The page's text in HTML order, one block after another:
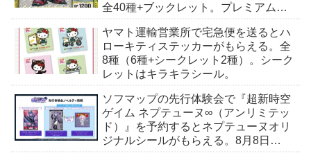
全40種+ブックレット。プレミアムバ
ヤマト運輸営業所で宅急便を送るとハ
ローキティステッカーがもらえる。全
8種（6種+シークレット2種）。シーク
レットはキラキラシール。
ソフマップの先行体験会で『超新時空
ゲイム ネプテューヌ∞（アンリミテッ
ド）』を予約するとネプテューヌオリ
ジナルシールがもらえる。8月8日